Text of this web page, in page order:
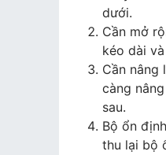
dưới.
Cần mở
kéo dài
Cần nâng
càng
sau.
Bộ ổn
thu lại bộ